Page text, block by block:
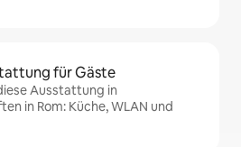
für Gäste
Ausstattung in
in Rom: Küche, WLAN und